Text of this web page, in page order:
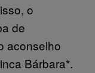
o
de
aconselho
Bárbara*.